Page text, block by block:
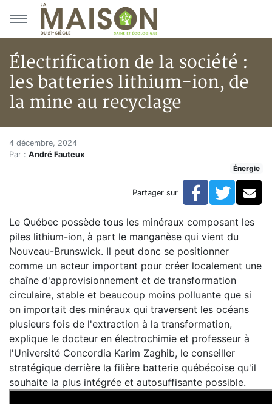
Aller au menu principal
Aller au contenu principal
Électrification de la société :
les batteries lithium-ion, de
la mine au recyclage
Accueil
Articles
Électrification de la société : les batteries lithium-
Électrification de la société :
4 décembre, 2024
Par : André Fauteux
Énergie
Partager sur Facebook
Le Québec possède tous les minéraux composant les
piles lithium-ion, à part le manganèse qui vient du
Nouveau-Brunswick. Il peut donc se positionner
comme un acteur important pour créer localement une
chaîne d'approvisionnement et de transformation
circulaire, stable et beaucoup moins polluante que si
on importait des minéraux qui traversent les océans
plusieurs fois de l'extraction à la transformation,
explique le docteur en électrochimie et professeur à
l'Université Concordia Karim Zaghib, le conseiller
stratégique derrière la filière batterie québécoise qu'il
souhaite la plus intégrée et autosuffisante possible.